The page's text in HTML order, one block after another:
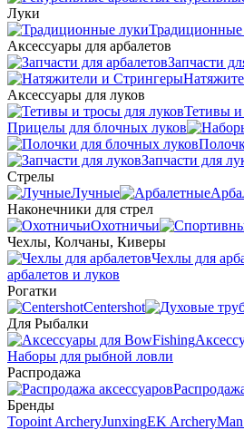
Луки
Традиционные
Аксессуары для арбалетов
Запчасти
Аксессуары для луков
Тетивы и
Прицелы для блочных луков
Запчасти для
Стрелы
Лучные
Наконечники для стрел
Охотничьи
Чехлы, Колчаны, Киверы
Чехлы для
арбалетов и луков
Рогатки
Centershot
Для Рыбалки
Наборы для рыбной ловли
Распродажа
Бренды
Topoint ArcheryJunxingEK Archery